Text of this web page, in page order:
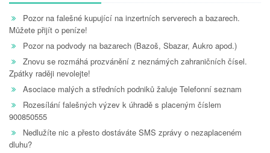
Pozor na falešné kupující na inzertních serverech a bazarech.
Můžete přijít o peníze!
Pozor na podvody na bazarech (Bazoš, Sbazar, Aukro apod.)
Znovu se rozmáhá prozvánění z neznámých zahraničních čísel.
Zpátky raději nevolejte!
Asociace malých a středních podniků žaluje Telefonní seznam
Rozesílání falešných výzev k úhradě s placeným číslem
900850555
Nedlužíte nic a přesto dostáváte SMS zprávy o nezaplaceném
dluhu?